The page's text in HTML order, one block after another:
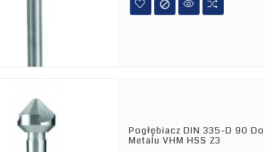

Pogłębiacz DIN 335-D 90 Do
Metalu VHM HSS Z3